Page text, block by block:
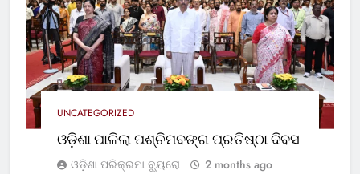
UNCATEGORIZED
ଓଡ଼ିଶା ପାଳିଲା ପଶ୍ଚିମବଙ୍ଗ ପ୍ରତିଷ୍ଠା ଦିବସ
ଓଡ଼ିଶା ପରିକ୍ରମା ବ୍ୟୁରୋ
2 months ago